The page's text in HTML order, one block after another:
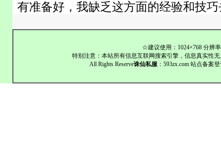
有准备好，我缺乏这方面的经验和技
☆建议使用：1024×768 分辨
特别注意：本站所有信息互联网搜索引擎，信息真实性
All Rights Reserve诛仙私服 ：593zx.com 站点备案